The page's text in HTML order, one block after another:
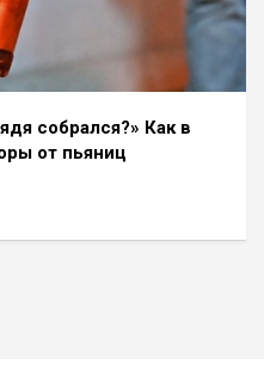
собрался?» Как в
от пьяниц